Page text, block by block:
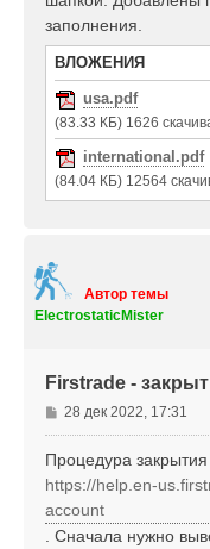
заполнения.
ВЛОЖЕНИЯ
usa.pdf
(83.33 КБ) 1626
international.pdf
(84.04 КБ) 12564
Автор темы
ElectrostaticMister
Firstrade -
С
о
б
щ
е
н
28 дек 2022, 17:31
Процедура
https://help.en-
account
. Сначала нужно